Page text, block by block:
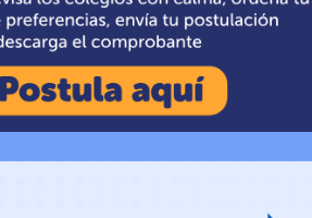
PUBLICADO EL 16 NOVIEMBRE, 2021
COMUNICADO: 12VA.
ENTREGA DE CANASTAS
JUNAEB – 2021